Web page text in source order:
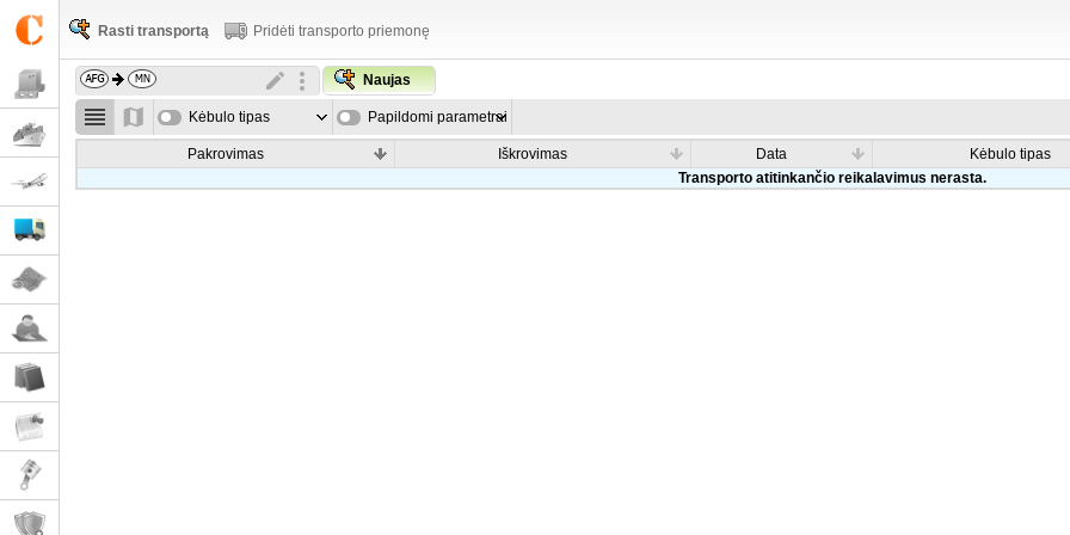
Rasti transportą Pridėti transporto priemonę
Naujas
Kėbulo tipas Papildomi parametrai
Pakrovimas Iškrovimas Data
Kėbulo tipas
Transporto atitinkančio reikalavimus nerasta.